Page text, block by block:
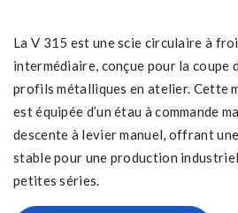
La V 315 est une scie circulaire à
intermédiaire, conçue pour la coupe
profils métalliques en atelier. Cette
est équipée d’un étau à commande
descente à levier manuel, offrant
stable pour une production
petites séries.